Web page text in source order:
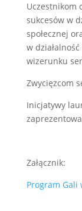
Uczestnikom
sukcesów w
społecznej
w
wizerunku
Zwycięzcom
Inicjatywy
Załącznik:
Program Gali